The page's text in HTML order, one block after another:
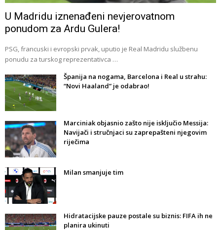
U Madridu iznenađeni nevjerovatnom
ponudom za Ardu Gulera!
PSG, francuski i evropski prvak, uputio je Real Madridu službenu
ponudu za turskog reprezentativca …
Španija na nogama, Barcelona i Real u strahu:
“Novi Haaland” je odabrao!
Marciniak objasnio zašto nije isključio Messija:
Navijači i stručnjaci su zaprepašteni njegovim
riječima
Milan smanjuje tim
Hidratacijske pauze postale su biznis: FIFA ih ne
planira ukinuti